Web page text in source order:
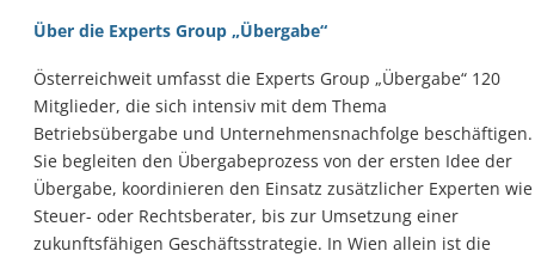
Über die Experts Group „Übergabe“
Österreichweit umfasst die Experts Group „Übergabe“ 120
Mitglieder, die sich intensiv mit dem Thema
Betriebsübergabe und Unternehmensnachfolge beschäftigen.
Sie begleiten den Übergabeprozess von der ersten Idee der
Übergabe, koordinieren den Einsatz zusätzlicher Experten wie
Steuer- oder Rechtsberater, bis zur Umsetzung einer
zukunftsfähigen Geschäftsstrategie. In Wien allein ist die